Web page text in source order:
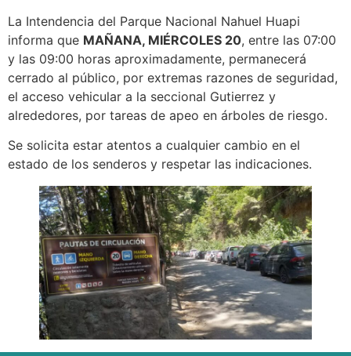
La Intendencia del Parque Nacional Nahuel Huapi
informa que MAÑANA, MIÉRCOLES 20, entre las 07:00
y las 09:00 horas aproximadamente, permanecerá
cerrado al público, por extremas razones de seguridad,
el acceso vehicular a la seccional Gutierrez y
alrededores, por tareas de apeo en árboles de riesgo.
Se solicita estar atentos a cualquier cambio en el
estado de los senderos y respetar las indicaciones.